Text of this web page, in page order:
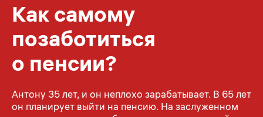
Как самому
позаботиться
о пенсии?
Антону 35 лет, и он неплохо зарабатывает. В 65 лет
он планирует выйти на пенсию. На заслуженном